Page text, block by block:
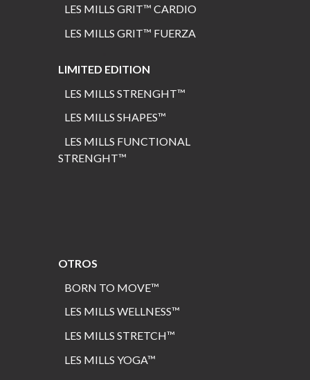
LES MILLS GRIT™ CARDIO
LES MILLS GRIT™ FUERZA
LIMITED EDITION
LES MILLS STRENGHT™
LES MILLS SHAPES™
LES MILLS FUNCTIONAL
STRENGHT™
OTROS
BORN TO MOVE™
LES MILLS WELLNESS™
LES MILLS STRETCH™
LES MILLSYOGA™